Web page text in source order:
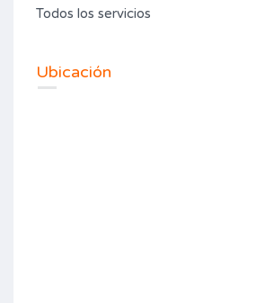
Todos los servicios
Ubicación